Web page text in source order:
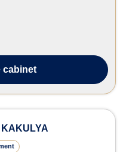
relev...
KAKULYA